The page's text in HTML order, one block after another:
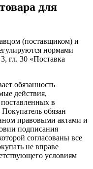
для
(поставщиком) и
нормами
гл. 30 «Поставка
обязанность
действия,
в
обязан
правовыми актами и
подписания
согласованы все
не вправе
условиям